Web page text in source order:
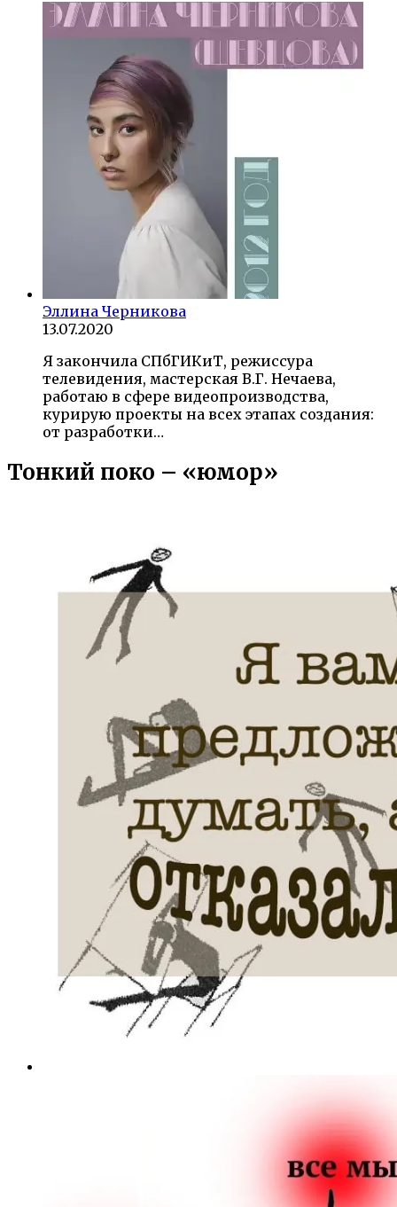
Эллина Черникова
13.07.2020
Я закончила СПбГИКиТ, режиссура
телевидения, мастерская В.Г. Нечаева,
работаю в сфере видеопроизводства,
курирую проекты на всех этапах создания:
от разработки…
Тонкий поко – «юмор»